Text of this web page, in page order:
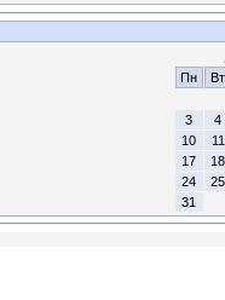
Пн
Вт
3
4
10
11
17
18
24
25
31